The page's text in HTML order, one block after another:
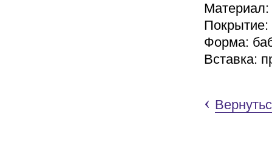
Материал:
Покрытие:
Форма:
Вставка:
‹